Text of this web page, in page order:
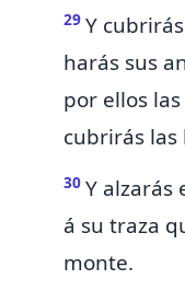
29 Y
harás sus
por ellos
cubrirás las
30 Y alzarás
á su traza
monte.